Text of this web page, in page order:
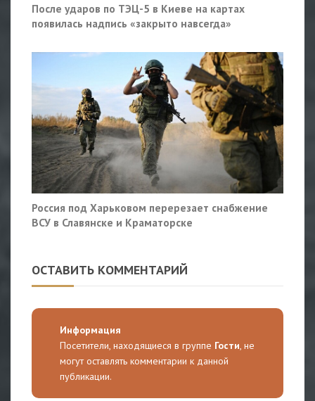
После ударов по ТЭЦ-5 в Киеве на картах
появилась надпись «закрыто навсегда»
Россия под Харьковом перерезает снабжение
ВСУ в Славянске и Краматорске
ОСТАВИТЬ КОММЕНТАРИЙ
Информация
Посетители, находящиеся в группе Гости, не
могут оставлять комментарии к данной
публикации.